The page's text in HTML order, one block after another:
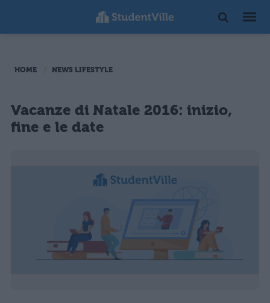
HOME NEWS LIFESTYLE
Vacanze di Natale 2016: inizio,
fine e le date